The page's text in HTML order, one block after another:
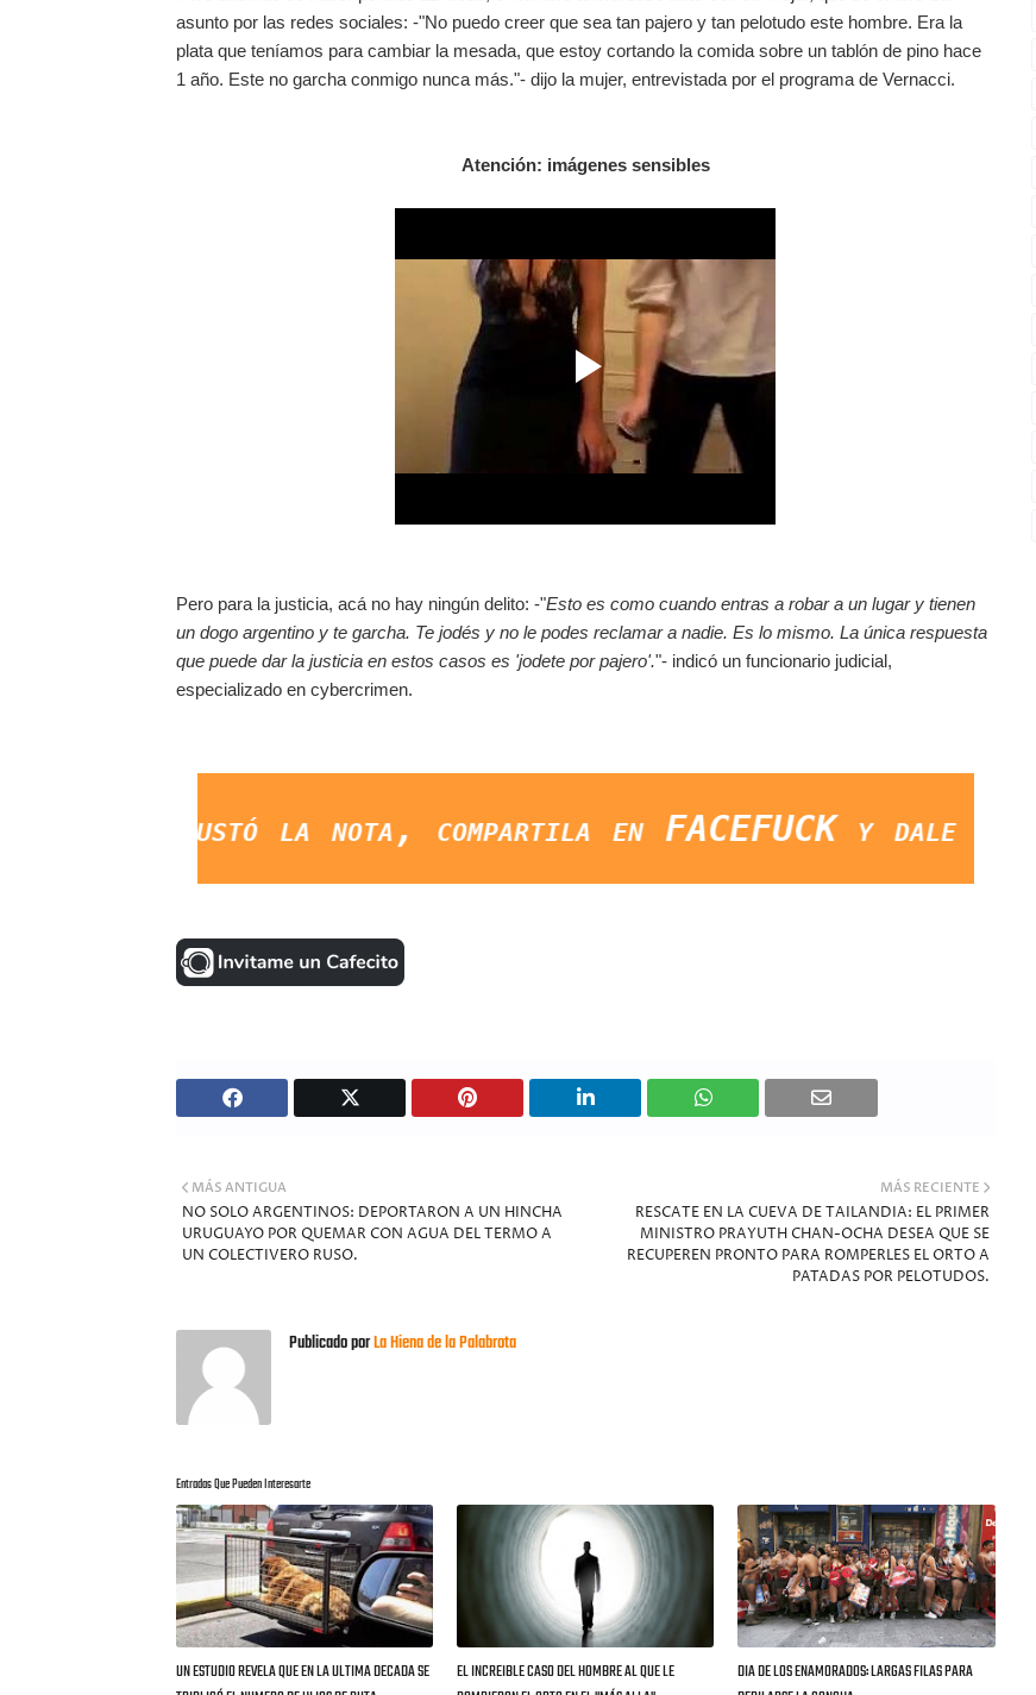
asunto por las redes sociales: -"No puedo creer que sea tan pajero y tan pelotudo este hombre. Era la
plata que teníamos para cambiar la mesada, que estoy cortando la comida sobre un tablón de pino hace
1 año. Este no garcha conmigo nunca más."- dijo la mujer, entrevistada por el programa de Vernacci.
Atención: imágenes sensibles
Pero para la justicia, acá no hay ningún delito: -"Esto es como cuando entras a robar a un lugar y tienen
un dogo argentino y te garcha. Te jodés y no le podes reclamar a nadie. Es lo mismo. La única respuesta
que puede dar la justicia en estos casos es 'jodete por pajero'."- indicó un funcionario judicial,
especializado en cybercrimen.
la nota, compartila en FACEFUCK y dale LIKE a la
MÁS RECIENTE
RESCATE EN LA CUEVA DE TAILANDIA: EL PRIMER
MINISTRO PRAYUTH CHAN-OCHA DESEA QUE SE
RECUPEREN PRONTO PARA ROMPERLES EL ORTO A
PATADAS POR PELOTUDOS.
MÁS ANTIGUA
NO SOLO ARGENTINOS: DEPORTARON A UN HINCHA
URUGUAYO POR QUEMAR CON AGUA DEL TERMO A
UN COLECTIVERO RUSO.
Publicado porLa Hiena de la Palabrota
Entradas Que Pueden Interesarte
UN ESTUDIO REVELA QUE EN LA ULTIMA DECADA SE
EL INCREIBLE CASO DEL HOMBRE AL QUE LE
DIA DE LOS ENAMORADOS: LARGAS FILAS PARA